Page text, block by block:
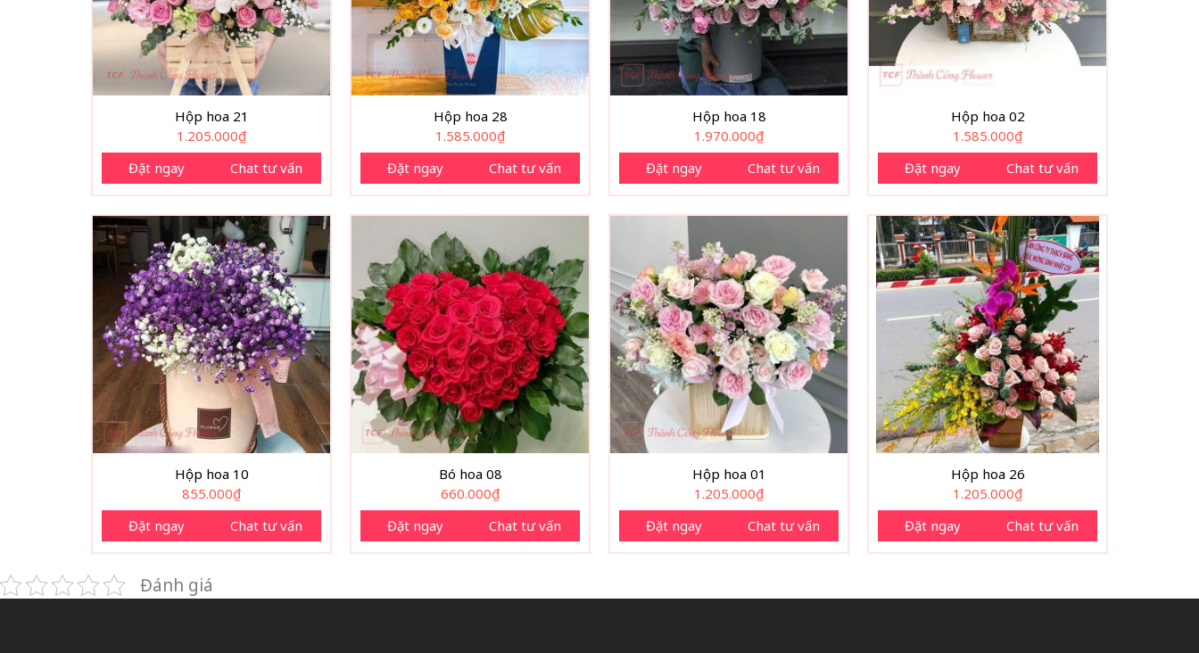
Hộp hoa 21
1.205.000₫
Đặt ngay
Chat tư vấn
Hộp hoa 28
1.585.000₫
Đặt ngay
Chat tư vấn
Hộp hoa 18
1.970.000₫
Đặt ngay
Chat tư vấn
Hộp hoa 02
1.585.000₫
Đặt ngay
Chat tư vấn
Hộp hoa 10
855.000₫
Đặt ngay
Chat tư vấn
Bó hoa 08
660.000₫
Đặt ngay
Chat tư vấn
Hộp hoa 01
1.205.000₫
Đặt ngay
Chat tư vấn
Hộp hoa 26
1.205.000₫
Đặt ngay
Chat tư vấn
Đánh giá